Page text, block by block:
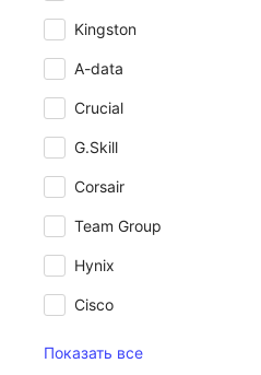
Kingston
A-data
Crucial
G.Skill
Corsair
Team Group
Hynix
Cisco
Показать все